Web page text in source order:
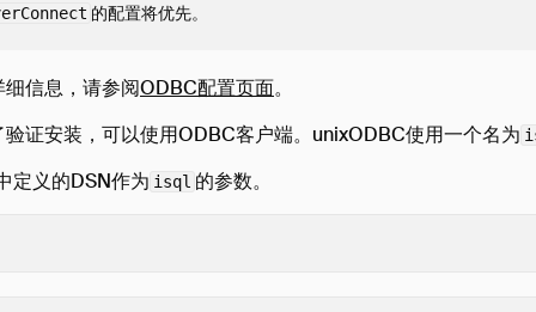
的配置将优先。
信息，请参阅ODBC配置页面。
证安装，可以使用ODBC客户端。unixODBC使用一个名为
定义的DSN作为 isql 的参数。